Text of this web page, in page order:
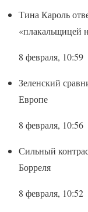
Тина Кароль
«плакальщицей
8 февраля, 10:59
Зеленский
Европе
8 февраля, 10:56
Сильный
Борреля
8 февраля, 10:52